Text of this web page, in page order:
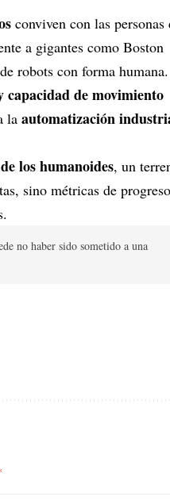
conviven con las personas
a gigantes como Boston
robots con forma humana.
de movimiento
la automatización
los humanoides, un
sino métricas de progreso
no haber sido sometido a una